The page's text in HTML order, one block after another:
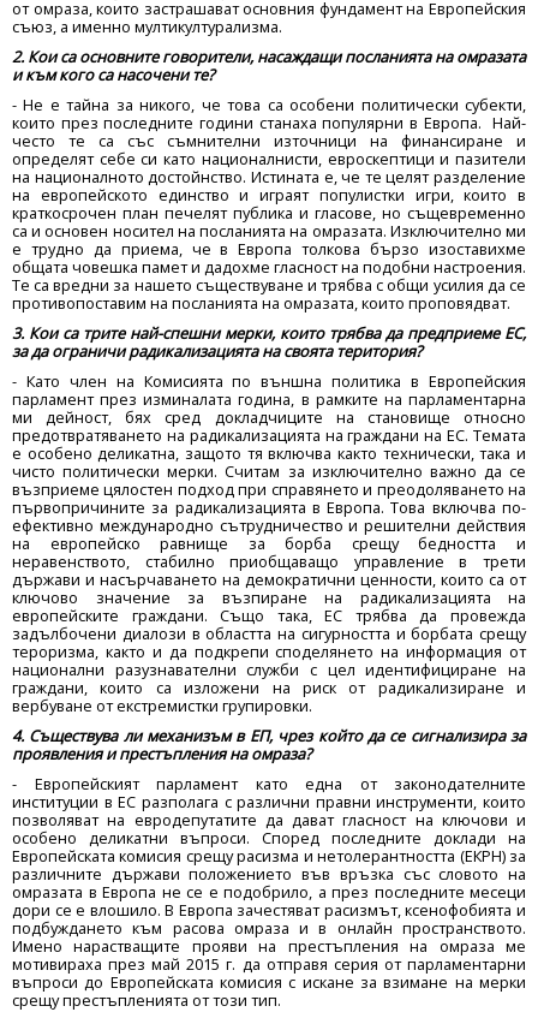
от омраза, които застрашават основния фундамент на Европейския
съюз, а именно мултикултурализма.
2. Кои са основните говорители, насаждащи посланията на омразата
и към кого са насочени те?
- Не е тайна за никого, че това са особени политически субекти,
които през последните години станаха популярни в Европа. Най-
често те са със съмнителни източници на финансиране и
определят себе си като националнисти, евроскептици и пазители
на националното достойнство. Истината е, че те целят разделение
на европейското единство и играят популистки игри, които в
краткосрочен план печелят публика и гласове, но същевременно
са и основен носител на посланията на омразата. Изключително ми
е трудно да приема, че в Европа толкова бързо изоставихме
общата човешка памет и дадохме гласност на подобни настроения.
Те са вредни за нашето съществуване и трябва с общи усилия да се
противопоставим на посланията на омразата, които проповядват.
3. Кои са трите най-спешни мерки, които трябва да предприеме ЕС,
за да ограничи радикализацията на своята територия?
- Като член на Комисията по външна политика в Европейския
парламент през изминалата година, в рамките на парламентарна
ми дейност, бях сред докладчиците на становище относно
предотвратяването на радикализацията на граждани на ЕС. Темата
е особено деликатна, защото тя включва както технически, така и
чисто политически мерки. Считам за изключително важно да се
възприеме цялостен подход при справянето и преодоляването на
първопричините за радикализацията в Европа. Това включва по-
ефективно международно сътрудничество и решителни действия
на европейско равнище за борба срещу бедността и
неравенството, стабилно приобщаващо управление в трети
държави и насърчаването на демократични ценности, които са от
ключово значение за възпиране на радикализацията на
европейските граждани. Също така, ЕС трябва да провежда
задълбочени диалози в областта на сигурността и борбата срещу
тероризма, както и да подкрепи споделянето на информация от
национални разузнавателни служби с цел идентифициране на
граждани, които са изложени на риск от радикализиране и
вербуване от екстремистки групировки.
4. Съществува ли механизъм в ЕП, чрез който да се сигнализира за
проявления и престъпления на омраза?
- Европейският парламент като една от законодателните
институции в ЕС разполага с различни правни инструменти, които
позволяват на евродепутатите да дават гласност на ключови и
особено деликатни въпроси. Според последните доклади на
Европейската комисия срещу расизма и нетолерантността (ЕКРН) за
различните държави положението във връзка със словото на
омразата в Европа не се е подобрило, а през последните месеци
дори се е влошило. В Европа зачестяват расизмът, ксенофобията и
подбуждането към расова омраза и в онлайн пространството.
Имено нарастващите прояви на престъпления на омраза ме
мотивираха през май 2015 г. да отправя серия от парламентарни
въпроси до Европейската комисия с искане за взимане на мерки
срещу престъпленията от този тип.